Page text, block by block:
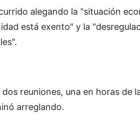
alegando la "situación
está exento" y la
reuniones, una en horas de
arreglando.